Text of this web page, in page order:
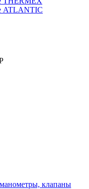
ATLANTIC
клапаны